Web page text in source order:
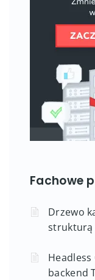
Fachowe
Drzewo
strukturą
Headless
backend